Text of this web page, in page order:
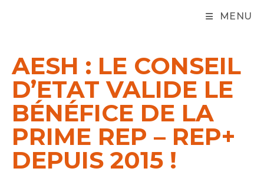
MENU
AESH : LE CONSEIL
D’ETAT VALIDE LE
BÉNÉFICE DE LA
PRIME REP – REP+
DEPUIS 2015 !